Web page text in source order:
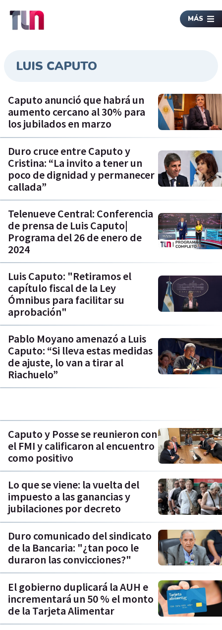
MÁS
LUIS CAPUTO
Caputo anunció que habrá un
aumento cercano al 30% para
los jubilados en marzo
Duro cruce entre Caputo y
Cristina: “La invito a tener un
poco de dignidad y permanecer
callada”
Telenueve Central: Conferencia
de prensa de Luis Caputo|
Programa del 26 de enero de
2024
Luis Caputo: "Retiramos el
capítulo fiscal de la Ley
Ómnibus para facilitar su
aprobación"
Pablo Moyano amenazó a Luis
Caputo: “Si lleva estas medidas
de ajuste, lo van a tirar al
Riachuelo”
Caputo y Posse se reunieron con
el FMI y calificaron al encuentro
como positivo
Lo que se viene: la vuelta del
impuesto a las ganancias y
jubilaciones por decreto
Duro comunicado del sindicato
de la Bancaria: "¿tan poco le
duraron las convicciones?"
El gobierno duplicará la AUH e
incrementará un 50 % el monto
de la Tarjeta Alimentar